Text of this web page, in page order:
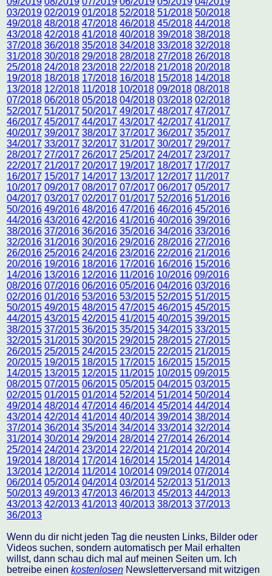
03/2019 02/2019 01/2018 52/2018 51/2018 50/2018
49/2018 48/2018 47/2018 46/2018 45/2018 44/2018
43/2018 42/2018 41/2018 40/2018 39/2018 38/2018
37/2018 36/2018 35/2018 34/2018 33/2018 32/2018
31/2018 30/2018 29/2018 28/2018 27/2018 26/2018
25/2018 24/2018 23/2018 22/2018 21/2018 20/2018
19/2018 18/2018 17/2018 16/2018 15/2018 14/2018
13/2018 12/2018 11/2018 10/2018 09/2018 08/2018
07/2018 06/2018 05/2018 04/2018 03/2018 02/2018
52/2017 51/2017 50/2017 49/2017 48/2017 47/2017
46/2017 45/2017 44/2017 43/2017 42/2017 41/2017
40/2017 39/2017 38/2017 37/2017 36/2017 35/2017
34/2017 33/2017 32/2017 31/2017 30/2017 29/2017
28/2017 27/2017 26/2017 25/2017 24/2017 23/2017
22/2017 21/2017 20/2017 19/2017 18/2017 17/2017
16/2017 15/2017 14/2017 13/2017 12/2017 11/2017
10/2017 09/2017 08/2017 07/2017 06/2017 05/2017
04/2017 03/2017 02/2017 01/2017 52/2016 51/2016
50/2016 49/2016 48/2016 47/2016 46/2016 45/2016
44/2016 43/2016 42/2016 41/2016 40/2016 39/2016
38/2016 37/2016 36/2016 35/2016 34/2016 33/2016
32/2016 31/2016 30/2016 29/2016 28/2016 27/2016
26/2016 25/2016 24/2016 23/2016 22/2016 21/2016
20/2016 19/2016 18/2016 17/2016 16/2016 15/2016
14/2016 13/2016 12/2016 11/2016 10/2016 09/2016
08/2016 07/2016 06/2016 05/2016 04/2016 03/2016
02/2016 01/2016 53/2016 53/2015 52/2015 51/2015
50/2015 49/2015 48/2015 47/2015 46/2015 45/2015
44/2015 43/2015 42/2015 41/2015 40/2015 39/2015
38/2015 37/2015 36/2015 35/2015 34/2015 33/2015
32/2015 31/2015 30/2015 29/2015 28/2015 27/2015
26/2015 25/2015 24/2015 23/2015 22/2015 21/2015
20/2015 19/2015 18/2015 17/2015 16/2015 15/2015
14/2015 13/2015 12/2015 11/2015 10/2015 09/2015
08/2015 07/2015 06/2015 05/2015 04/2015 03/2015
02/2015 01/2015 01/2014 52/2014 51/2014 50/2014
49/2014 48/2014 47/2014 46/2014 45/2014 44/2014
43/2014 42/2014 41/2014 40/2014 39/2014 38/2014
37/2014 36/2014 35/2014 34/2014 33/2014 32/2014
31/2014 30/2014 29/2014 28/2014 27/2014 26/2014
25/2014 24/2014 23/2014 22/2014 21/2014 20/2014
19/2014 18/2014 17/2014 16/2014 15/2014 14/2014
13/2014 12/2014 11/2014 10/2014 09/2014 07/2014
06/2014 05/2014 04/2014 03/2014 52/2013 51/2013
50/2013 49/2013 47/2013 46/2013 45/2013 44/2013
43/2013 42/2013 41/2013 40/2013 38/2013 37/2013
36/2013
Wenn du dir nicht jeden Tag die neusten Links, Bilder oder
Videos suchen, sondern automatisch per Mail erhalten
willst, dann schau dich mal auf meinen Seiten um. Ich
betreibe einen kostenlosen Newsletterversand mit witzigen